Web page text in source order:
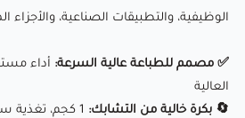
🔰اعدادت الطباعة
الوظيفية، والتطبيقات الصناعية، والأجزاء
✅ مصمم للطباعة عالية السرعة: أداء
العالية
🔄 بكرة خالية من التشابك: